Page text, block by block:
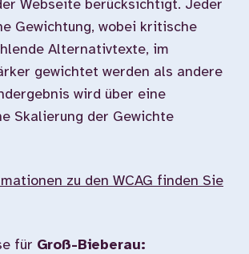
Webseite berücksichtigt. Jeder
Gewichtung, wobei kritische
Alternativtexte, im
gewichtet werden als andere
wird über eine
Skalierung der Gewichte
zu den WCAG finden Sie
für Groß-Bieberau: